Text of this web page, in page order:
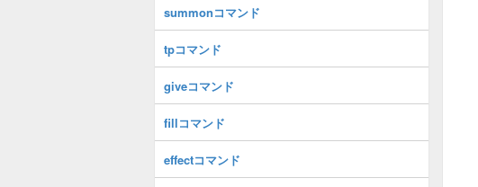
summonコマンド
tpコマンド
giveコマンド
fillコマンド
effectコマンド